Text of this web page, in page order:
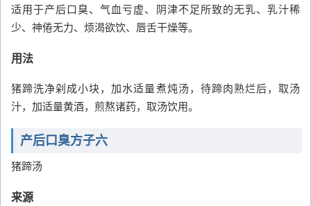
适用于产后口臭、气血亏虚、阴津不足所致的无乳、乳汁稀
少、神倦无力、烦渴欲饮、唇舌干燥等。
用法
猪蹄洗净剁成小块，加水适量煮炖汤，待蹄肉熟烂后，取汤
汁，加适量黄酒，煎熬诸药，取汤饮用。
产后口臭方子六
猪蹄汤
来源